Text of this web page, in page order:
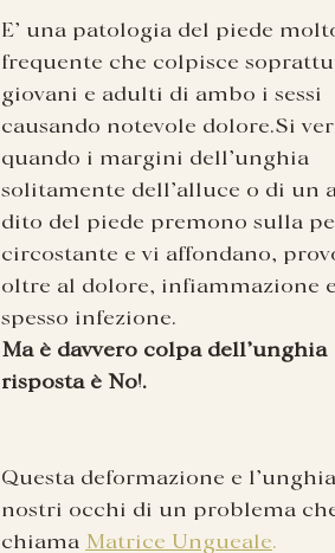
E’ una patologia del piede
frequente che colpisce
giovani e adulti di ambo i sessi
causando notevole dolore.Si
quando i margini dell’unghia
solitamente dell’alluce o di un
dito del piede premono sulla
circostante e vi affondano,
oltre al dolore, infiammazione
spesso infezione.
Ma è davvero colpa dell’unghia
risposta è No!.
Questa deformazione e
nostri occhi di un problema
chiama Matrice Ungueale.